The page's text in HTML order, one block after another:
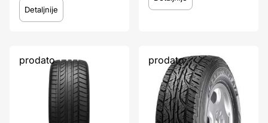
Detaljnije
prodato prodato